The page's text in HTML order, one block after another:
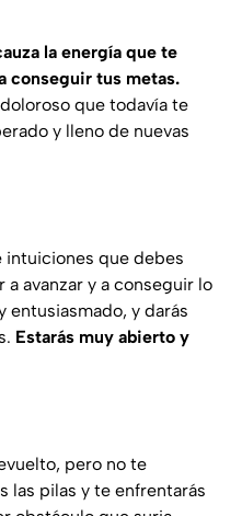
la energía que te
conseguir tus metas.
que todavía te
y lleno de nuevas
intuiciones que debes
avanzar y a conseguir lo
entusiasmado, y darás
Estarás muy abierto y
pero no te
las pilas y te enfrentarás